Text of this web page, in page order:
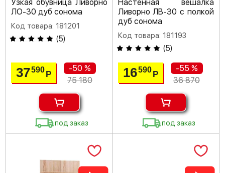
Узкая обувница Ливорно
ЛО-30 дуб сонома
Код товара: 181201
(5)
37590Р
-50 %
75 180
под заказ
Настенная вешалка
Ливорно ЛВ-30 с полкой
дуб сонома
Код товара: 181193
(5)
16590 Р
-55 %
36 870
под заказ